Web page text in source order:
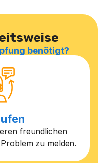
benötigt?
freundlichen
zu melden.